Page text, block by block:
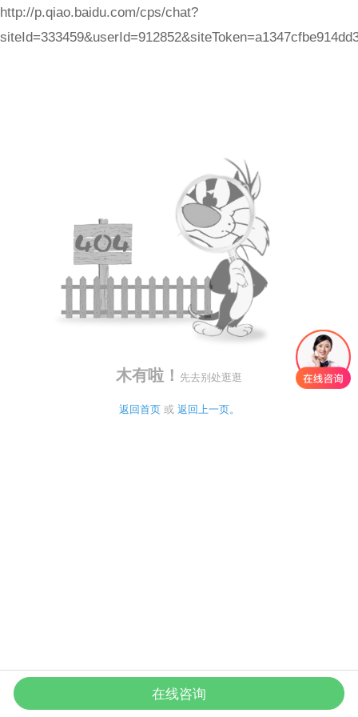
木有啦！ 先去别处逛逛
返回首页 或 返回上一页。
http://p.qiao.baidu.com/cps/chat?
在线咨询